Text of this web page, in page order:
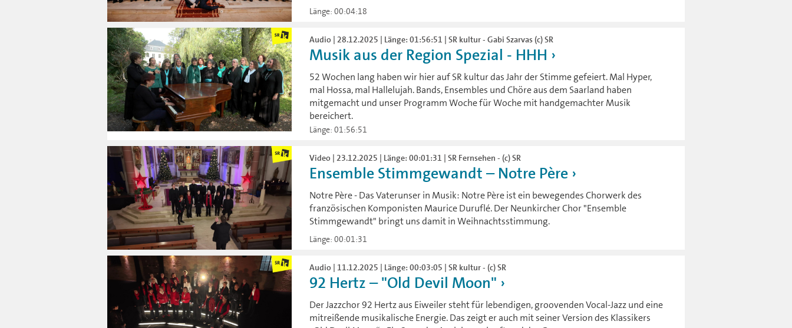
Länge: 00:04:18
Audio | 28.12.2025 | Länge: 01:56:51 | SR kultur - Gabi Szarvas (c) SR
Musik aus der Region Spezial - HHH
52 Wochen lang haben wir hier auf SR kultur das Jahr der Stimme gefeiert. Mal Hyper,
mal Hossa, mal Hallelujah. Bands, Ensembles und Chöre aus dem Saarland haben
mitgemacht und unser Programm Woche für Woche mit handgemachter Musik
bereichert.
Länge: 01:56:51
Video | 23.12.2025 | Länge: 00:01:31 | SR Fernsehen - (c) SR
Ensemble Stimmgewandt – Notre Père
Notre Père - Das Vaterunser in Musik: Notre Père ist ein bewegendes Chorwerk des
französischen Komponisten Maurice Duruflé. Der Neunkircher Chor "Ensemble
Stimmgewandt" bringt uns damit in Weihnachtsstimmung.
Länge: 00:01:31
Audio | 11.12.2025 | Länge: 00:03:05 | SR kultur - (c) SR
92 Hertz – "Old Devil Moon"
Der Jazzchor 92 Hertz aus Eiweiler steht für lebendigen, groovenden Vocal-Jazz und eine
mitreißende musikalische Energie. Das zeigt er auch mit seiner Version des Klassikers